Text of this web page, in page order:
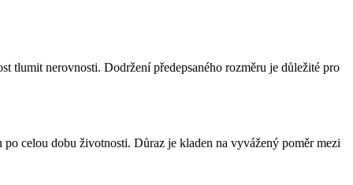
tlumit nerovnosti. Dodržení předepsaného rozměru je důležité pro
celou dobu životnosti. Důraz je kladen na vyvážený poměr mezi